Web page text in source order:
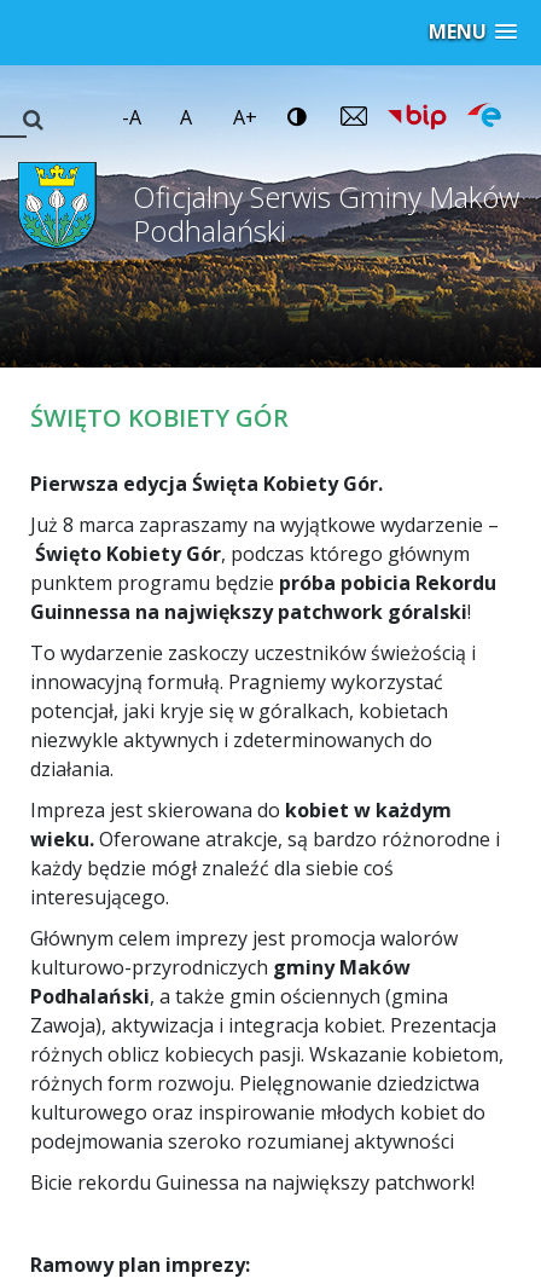
MENU
Oficjalny Serwis Gminy Maków
Podhalański
-A A A+
ŚWIĘTO KOBIETY GÓR
Pierwsza edycja Święta Kobiety Gór.
Już 8 marca zapraszamy na wyjątkowe wydarzenie –
Święto Kobiety Gór, podczas którego głównym
punktem programu będzie próba pobicia Rekordu
Guinnessa na największy patchwork góralski!
To wydarzenie zaskoczy uczestników świeżością i
innowacyjną formułą. Pragniemy wykorzystać
potencjał, jaki kryje się w góralkach, kobietach
niezwykle aktywnych i zdeterminowanych do
działania.
Impreza jest skierowana do kobiet w każdym
wieku.Oferowane atrakcje, są bardzo różnorodne i
każdy będzie mógł znaleźć dla siebie coś
interesującego.
Głównym celem imprezy jest promocja walorów
kulturowo-przyrodniczych gminy Maków
Podhalański, a także gmin ościennych (gmina
Zawoja), aktywizacja i integracja kobiet. Prezentacja
różnych oblicz kobiecych pasji. Wskazanie kobietom,
różnych form rozwoju. Pielęgnowanie dziedzictwa
kulturowego oraz inspirowanie młodych kobiet do
podejmowania szeroko rozumianej aktywności
Bicie rekordu Guinessa na największy patchwork!
Ramowy plan imprezy: